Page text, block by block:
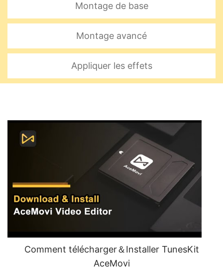
Montage de base
Montage avancé
Appliquer les effets
Comment télécharger＆Installer TunesKit
AceMovi